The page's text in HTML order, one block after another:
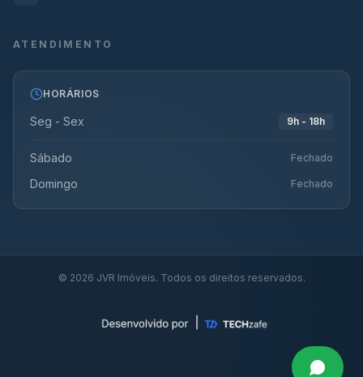
ATENDIMENTO
HORÁRIOS
Seg - Sex 9h - 18h
Sábado Fechado
Domingo Fechado
© 2026 JVR Imóveis. Todos os direitos reservados.